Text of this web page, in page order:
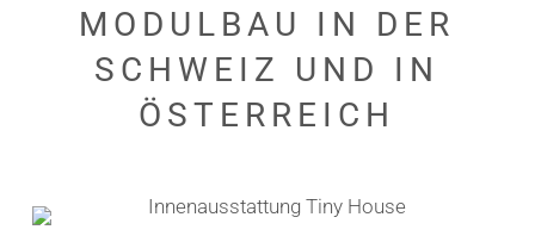
MODULBAU
IN
DER
SCHWEIZ
UND
IN
ÖSTERREICH